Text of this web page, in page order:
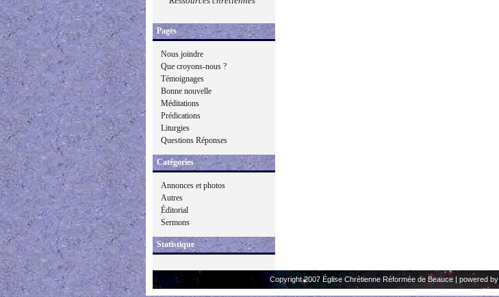
Pages
Nous joindre
Que croyons-nous ?
Témoignages
Bonne nouvelle
Méditations
Prédications
Liturgies
Questions Réponses
Catégories
Annonces et photos
Autres
Éditorial
Sermons
Statistique
Copyright 2007 Église Chrétienne Réformée de Beauce | powered by